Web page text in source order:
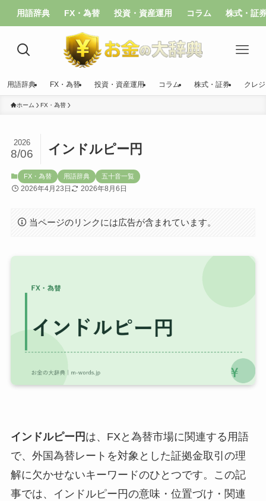
用語辞典 FX・為替 投資・資産運用 コラム 株式・証
用語辞典 FX・為替 投資・資産運用 コラム 株式・証券 クレ
ホーム FX・為替
インドルピー円
2026
8/06
FX・為替 用語辞典 五十音一覧
2026年4月23日 2026年8月6日
当ページのリンクには広告が含まれています。
インドルピー円 は、FXと為替市場に関連する用語
で、外国為替レートを対象とした証拠金取引の理
解に欠かせないキーワードのひとつです。この記
事では、インドルピー円の意味・位置づけ・関連